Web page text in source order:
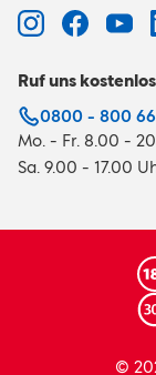
Ruf uns
0800 - 800
Mo. - Fr. 8.00 -
Sa. 9.00 - 17.00
©